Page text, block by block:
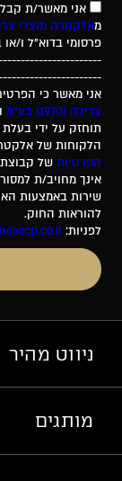
אני מאשר/ת
מאלקטרה מוצרי צריכה
פרסומי בדוא"ל ו/או
אני מאשר כי
צריכה (1970) בע"מ
תוחזק על ידי
הלקוחות של
הפרטיות של
אינך מחויב/ת
שירות באמצעות
להוראות החוק.
לפניות:
ניווט מהיר
מותגים